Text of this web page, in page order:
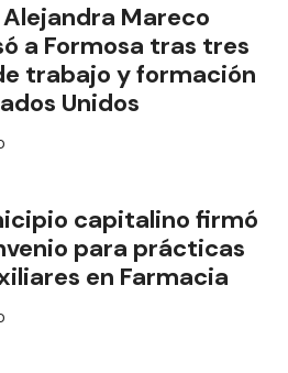
Mareco
a Formosa tras tres
trabajo y formación
Unidos
capitalino firmó
para prácticas
en Farmacia